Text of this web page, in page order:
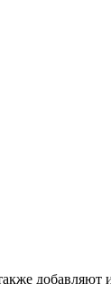
добавляют